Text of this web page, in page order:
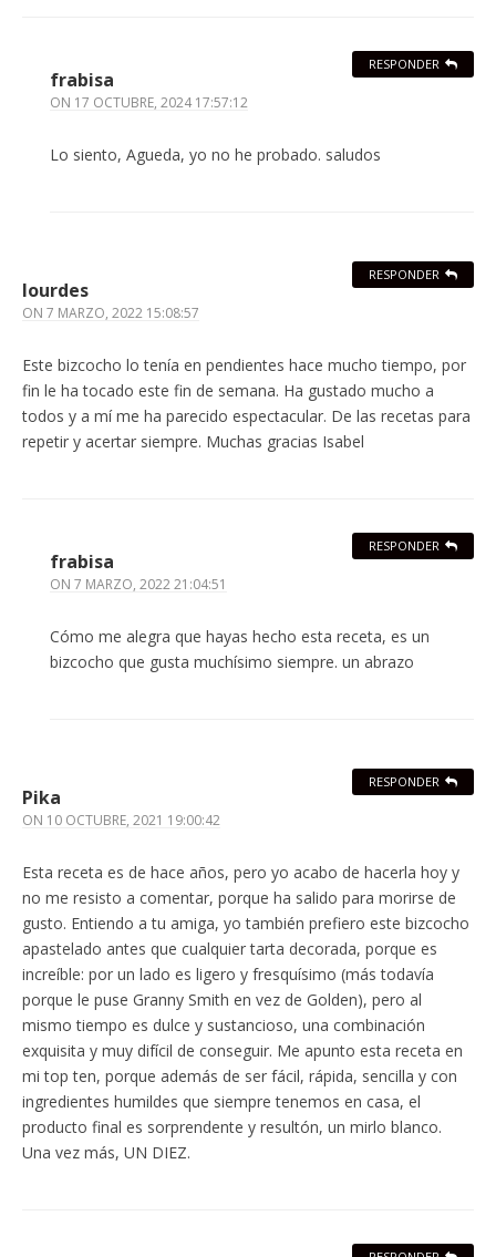
frabisa
ON 17 OCTUBRE, 2024 17:57:12
Lo siento, Agueda, yo no he probado. saludos
RESPONDER
lourdes
ON 7 MARZO, 2022 15:08:57
Este bizcocho lo tenía en pendientes hace mucho tiempo, por
fin le ha tocado este fin de semana. Ha gustado mucho a
todos y a mí me ha parecido espectacular. De las recetas para
repetir y acertar siempre. Muchas gracias Isabel
RESPONDER
frabisa
ON 7 MARZO, 2022 21:04:51
Cómo me alegra que hayas hecho esta receta, es un
bizcocho que gusta muchísimo siempre. un abrazo
RESPONDER
Pika
ON 10 OCTUBRE, 2021 19:00:42
Esta receta es de hace años, pero yo acabo de hacerla hoy y
no me resisto a comentar, porque ha salido para morirse de
gusto. Entiendo a tu amiga, yo también prefiero este bizcocho
apastelado antes que cualquier tarta decorada, porque es
increíble: por un lado es ligero y fresquísimo (más todavía
porque le puse Granny Smith en vez de Golden), pero al
mismo tiempo es dulce y sustancioso, una combinación
exquisita y muy difícil de conseguir. Me apunto esta receta en
mi top ten, porque además de ser fácil, rápida, sencilla y con
ingredientes humildes que siempre tenemos en casa, el
producto final es sorprendente y resultón, un mirlo blanco.
Una vez más, UN DIEZ.
RESPONDER